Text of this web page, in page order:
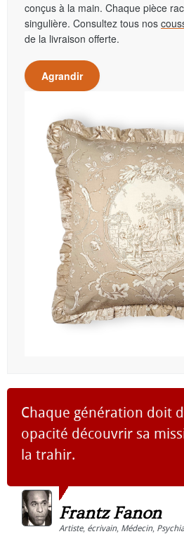
conçus à la main. Chaque pièce
singulière. Consultez tous nos
de la livraison offerte.
Agrandir
Chaque génération doit
opacité découvrir sa
la trahir.
Frantz Fanon
Artiste, écrivain, Médecin,